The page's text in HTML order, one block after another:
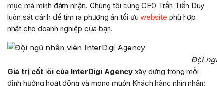
mục mà mình đảm nhận. Chúng tôi cùng CEO Trần Tiến Duy
luôn sát cánh để tìm ra phương án tối ưu website phù hợp
nhất cho doanh nghiệp của bạn.
Đội
Giá trị cốt lõi của InterDigi Agency xây dựng trong mỗi
định hướng hoạt động và mong muốn Khách hàng nhìn nhận: